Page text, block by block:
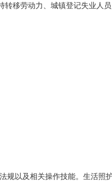
移劳动力、城镇登记失业人
以及相关操作技能。生活照护